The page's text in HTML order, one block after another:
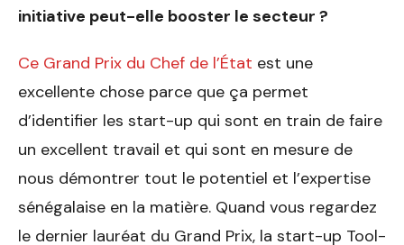
initiative peut-elle booster le secteur ?
Ce Grand Prix du Chef de l’État est une
excellente chose parce que ça permet
d’identifier les start-up qui sont en train de faire
un excellent travail et qui sont en mesure de
nous démontrer tout le potentiel et l’expertise
sénégalaise en la matière. Quand vous regardez
le dernier lauréat du Grand Prix, la start-up Tool-